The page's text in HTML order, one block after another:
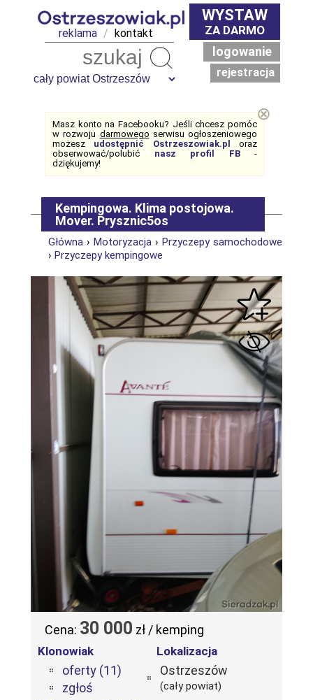
reklama / kontakt
WYSTAW
ZA DARMO
logowanie
rejestracja
Masz konto na Facebooku? Jeśli chcesz pomóc
w rozwoju darmowego serwisu ogłoszeniowego
możesz udostępnić Ostrzeszowiak.pl
oraz
obserwować/polubić nasz profil FB-
dziękujemy!
⊗
Kempingowa. Klima postojowa.
Mover. Prysznic5os
Główna › Motoryzacja › Przyczepy samochodowe
› Przyczepy kempingowe
Cena: 30 000 zł / kemping
Klonowiak
oferty (11)
zgłoś
Lokalizacja
Ostrzeszów
(cały powiat)